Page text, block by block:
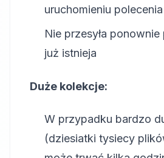
uruchomieniu polecenia
Nie przesyła
już istnieja
Duże kolekcje:
W przypadku bardzo
(dziesiatki tysiecy